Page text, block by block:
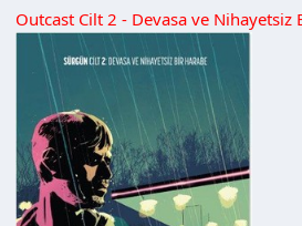
beklenmedik müttefikler bulur.
dizginlemeyi öğrenirken onu geri
ve arkasında bıraktıklarını- tam
Spawn Origins serisi, Spawn’ı
isteyecekler düşünülerek
zamanında basılıp tükenmiş altı
yepyeni bir tasarım ve formatta
Bu ciltlere özel bonus içeriklerinde
galerileri ve sahne arkasından
Outcast Cilt 2 - Devasa ve Nihayetsiz